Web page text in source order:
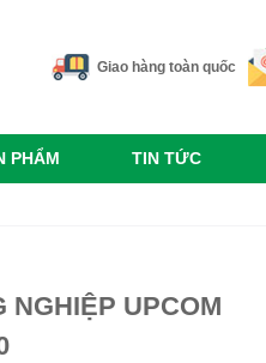
Giao hàng toàn quốc
PHẨM TIN TỨC
NGHIỆP UPCOM